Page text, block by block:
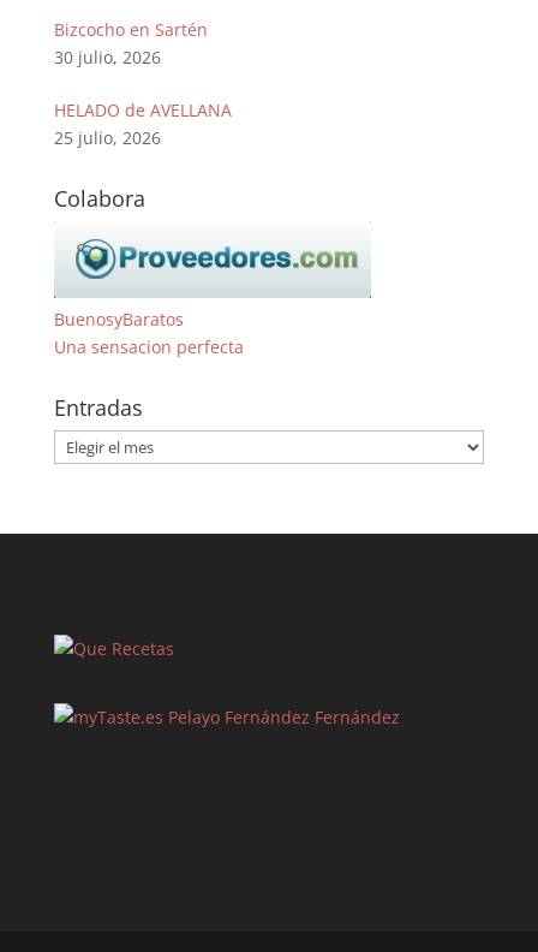
Bizcocho en Sartén
30 julio, 2026
HELADO de AVELLANA
25 julio, 2026
Colabora
BuenosyBaratos
Una sensacion perfecta
Entradas
Entradas
Pelayo Fernández Fernández